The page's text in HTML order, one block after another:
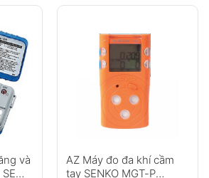
và
AZ Máy đo đa khí cầm
tay SENKO MGT-P